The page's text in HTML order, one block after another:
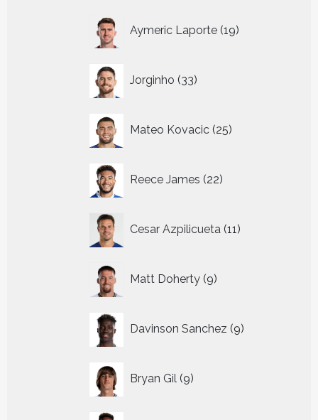
Aymeric Laporte 19
producten
Jorginho 33
producten
Mateo Kovacic 25
producten
Reece James 22
producten
Cesar Azpilicueta 11
producten
Matt Doherty 9
producten
Davinson Sanchez 9
producten
Bryan Gil 9
producten